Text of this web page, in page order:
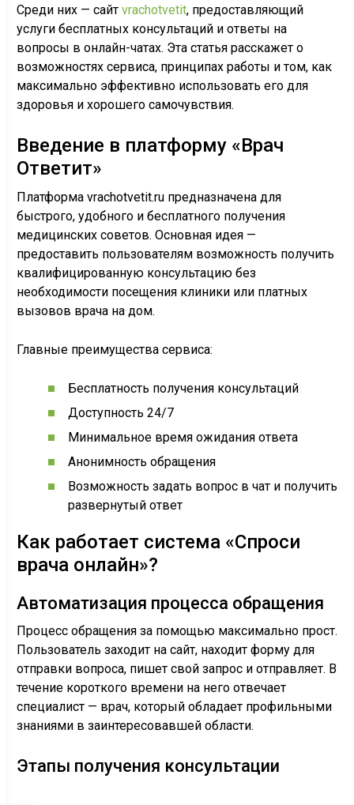
Среди них — сайт vrachotvetit, предоставляющий
услуги бесплатных консультаций и ответы на
вопросы в онлайн-чатах. Эта статья расскажет о
возможностях сервиса, принципах работы и том, как
максимально эффективно использовать его для
здоровья и хорошего самочувствия.
Введение в платформу «Врач
Ответит»
Платформа vrachotvetit.ru предназначена для
быстрого, удобного и бесплатного получения
медицинских советов. Основная идея —
предоставить пользователям возможность получить
квалифицированную консультацию без
необходимости посещения клиники или платных
вызовов врача на дом.
Главные преимущества сервиса:
Бесплатность получения консультаций
Доступность 24/7
Минимальное время ожидания ответа
Анонимность обращения
Возможность задать вопрос в чат и получить
развернутый ответ
Как работает система «Спроси
врача онлайн»?
Автоматизация процесса обращения
Процесс обращения за помощью максимально прост.
Пользователь заходит на сайт, находит форму для
отправки вопроса, пишет свой запрос и отправляет. В
течение короткого времени на него отвечает
специалист — врач, который обладает профильными
знаниями в заинтересовавшей области.
Этапы получения консультации